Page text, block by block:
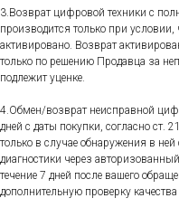
3.Возврат цифровой техники с
производится только при
активировано. Возврат
только по решению Продавца за
подлежит уценке.
4.Обмен/возврат неисправной
дней с даты покупки, согласно ст.
только в случае обнаружения в
диагностики через
течение 7 дней после вашего
дополнительную проверку